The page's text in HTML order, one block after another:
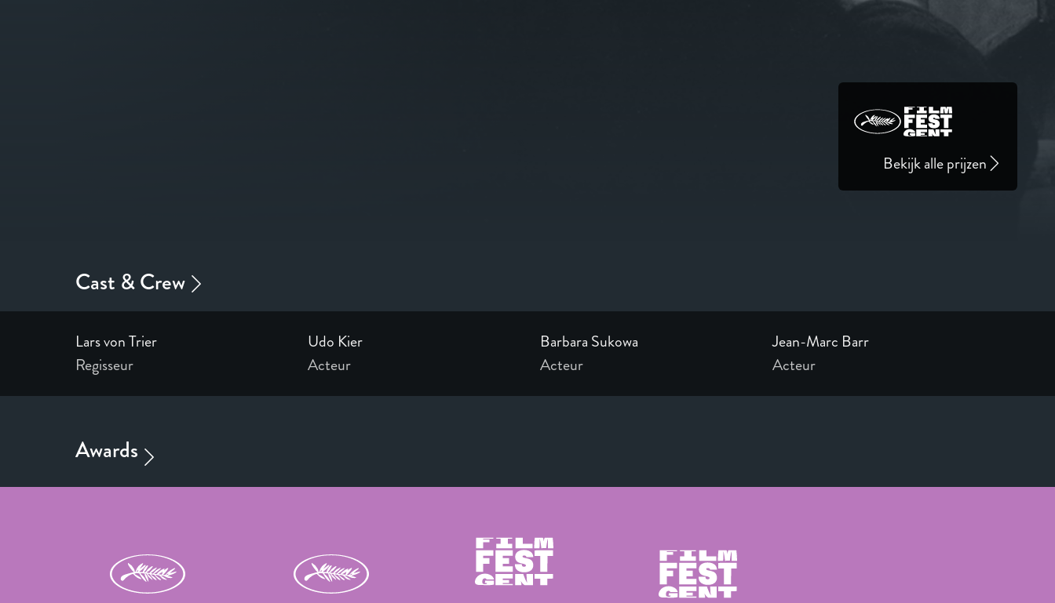
Bekijk alle prijzen
Lars von Trier
Regisseur
Udo Kier
Acteur
Barbara Sukowa
Acteur
Jean-Marc Barr
Acteur